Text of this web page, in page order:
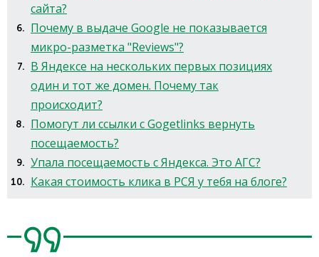
сайта?
Почему в выдаче Google не показывается
микро-разметка "Reviews"?
В Яндексе на нескольких первых позициях
один и тот же домен. Почему так
происходит?
Помогут ли ссылки с Gogetlinks вернуть
посещаемость?
Упала посещаемость с Яндекса. Это АГС?
Какая стоимость клика в РСЯ у тебя на блоге?